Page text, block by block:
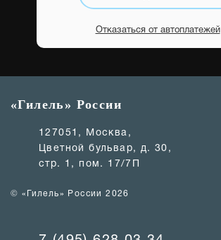
Отказаться от автоплатежей
«Гилель» России
127051, Москва,
Цветной бульвар, д. 30,
стр. 1, пом. 17/7П
© «Гилель» России 2026